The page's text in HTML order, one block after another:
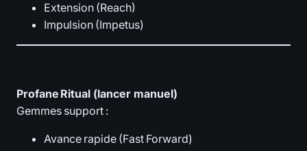
Extension (Reach)
Impulsion (Impetus)
Profane Ritual (lancer manuel)
Gemmes support :
Avance rapide (Fast Forward)